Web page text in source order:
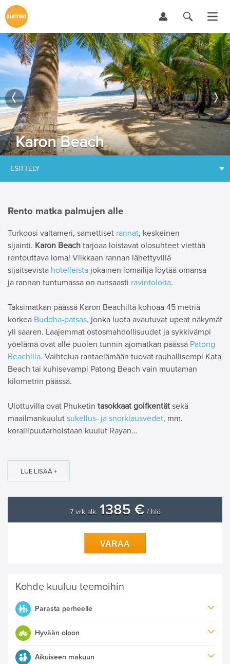
Karon Beach
ESITTELY
Rento matka palmujen alle
Turkoosi valtameri, samettiset rannat, keskeinen
sijainti. Karon Beach tarjoaa loistavat olosuhteet viettää
rentouttava loma! Vilkkaan rannan lähettyvillä
sijaitsevista hotelleista jokainen lomailija löytää omansa
ja rannan tuntumassa on runsaasti ravintoloita.
Taksimatkan päässä Karon Beachiltä kohoaa 45 metriä
korkea Buddha-patsas, jonka luota avautuvat upeat näkymät
yli saaren. Laajemmat ostosmahdollisuudet ja sykkivämpi
yöelämä ovat alle puolen tunnin ajomatkan päässä Patong
Beachilla. Vaihtelua rantaelämään tuovat rauhallisempi Kata
Beach tai kuhisevampi Patong Beach vain muutaman
kilometrin päässä.
Ulottuvilla ovat Phuketin tasokkaat golfkentät sekä
maailmankuulut sukellus- ja snorklausvedet, mm.
korallipuutarhoistaan kuulut Rayan…
LUE LISÄÄ +
7 vrk alk. 1385 € / hlö
VARAA
Kohde kuuluu teemoihin
Parasta perheelle
Hyvään oloon
Aikuiseen makuun